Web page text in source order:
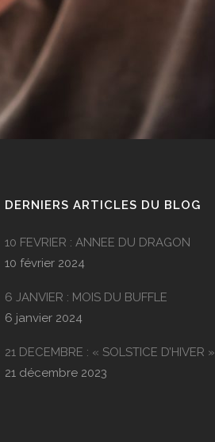
DERNIERS ARTICLES DU BLOG
10 FEVRIER : ANNEE DU DRAGON
10 février 2024
6 JANVIER : MOIS DU BUFFLE
6 janvier 2024
21 DECEMBRE : « SOLSTICE D’HIVER »
21 décembre 2023